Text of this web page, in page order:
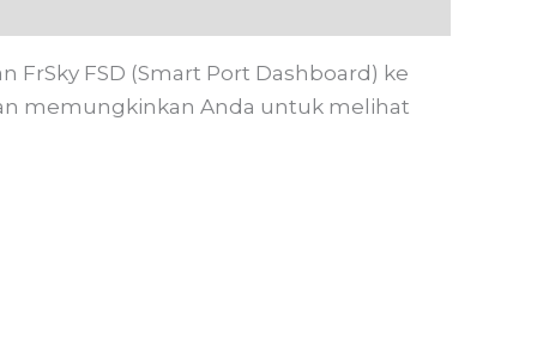
FSD (Smart Port Dashboard) ke
memungkinkan Anda untuk melihat